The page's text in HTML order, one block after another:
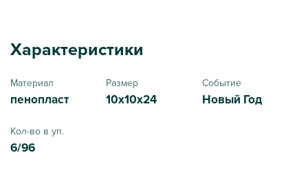
Характеристики
Материал
пенопласт
Размер
10x10x24
Событие
Новый Год
Кол-во в уп.
6/96